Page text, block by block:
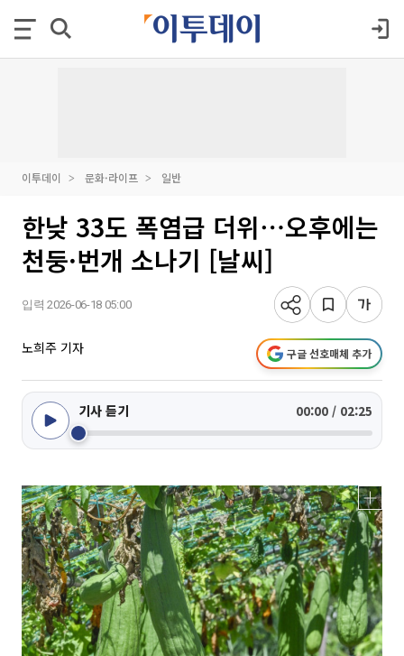
이투데이 문화·라이프 일반
한낮 33도 폭염급 더위⋯오후에는
천둥·번개 소나기 [날씨]
입력 2026-06-18 05:00
노희주 기자 구글 선호매체 추가
기사 듣기 00:00 / 02:25